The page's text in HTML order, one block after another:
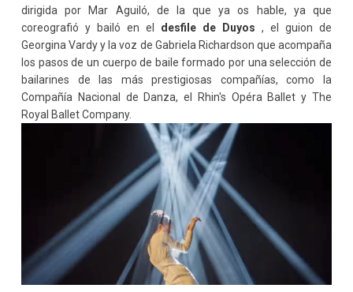
dirigida por Mar Aguiló, de la que ya os hable, ya que
coreografió y bailó en el desfile de Duyos , el guion de
Georgina Vardy y la voz de Gabriela Richardson que acompaña
los pasos de un cuerpo de baile formado por una selección de
bailarines de las más prestigiosas compañías, como la
Compañía Nacional de Danza, el Rhin's Opéra Ballet y The
Royal Ballet Company.